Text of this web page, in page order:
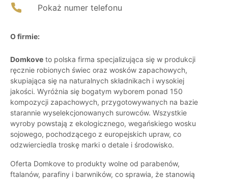
Pokaż numer telefonu
O firmie:
Domkove to polska firma specjalizująca się w produkcji
ręcznie robionych świec oraz wosków zapachowych,
skupiająca się na naturalnych składnikach i wysokiej
jakości. Wyróżnia się bogatym wyborem ponad 150
kompozycji zapachowych, przygotowywanych na bazie
starannie wyselekcjonowanych surowców. Wszystkie
wyroby powstają z ekologicznego, wegańskiego wosku
sojowego, pochodzącego z europejskich upraw, co
odzwierciedla troskę marki o detale i środowisko.
Oferta Domkove to produkty wolne od parabenów,
ftalanów, parafiny i barwników, co sprawia, że stanowią